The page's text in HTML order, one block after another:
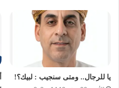
يا للرجال.. ومتى سنجيب : لبيك؟!